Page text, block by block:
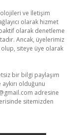
ve İletişim
olarak hizmet
olarak denetleme
Ancak, üyelerimiz
olup, siteye üye olarak
bir bilgi paylaşım
olduğunu
adresine
sitemizden